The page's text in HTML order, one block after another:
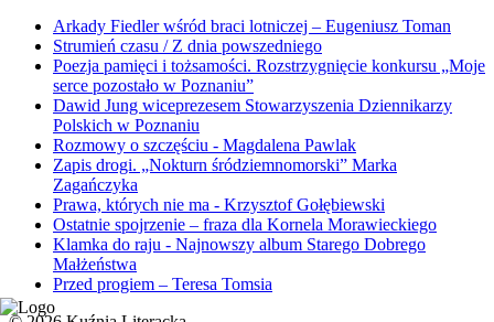
Arkady Fiedler wśród braci lotniczej – Eugeniusz Toman
Strumień czasu / Z dnia powszedniego
Poezja pamięci i tożsamości. Rozstrzygnięcie konkursu „Moje
serce pozostało w Poznaniu”
Dawid Jung wiceprezesem Stowarzyszenia Dziennikarzy
Polskich w Poznaniu
Rozmowy o szczęściu - Magdalena Pawlak
Zapis drogi. „Nokturn śródziemnomorski” Marka
Zagańczyka
Prawa, których nie ma - Krzysztof Gołębiewski
Ostatnie spojrzenie – fraza dla Kornela Morawieckiego
Klamka do raju - Najnowszy album Starego Dobrego
Małżeństwa
Przed progiem – Teresa Tomsia